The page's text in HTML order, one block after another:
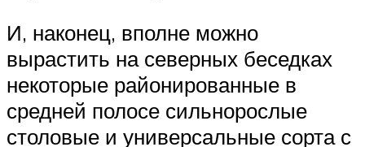
И, наконец, вполне можно
вырастить на северных беседках
некоторые районированные в
средней полосе сильнорослые
столовые и универсальные сорта с